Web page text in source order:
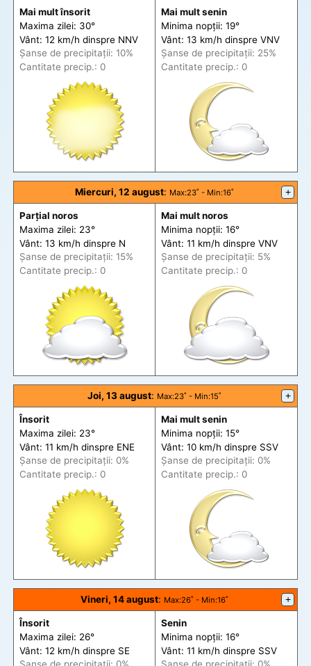
Mai mult însorit
Maxima zilei: 30°
Vânt: 12 km/h dinspre NNV
Șanse de precipitații: 10%
Cantitate precip.: 0
Mai mult senin
Minima nopții: 19°
Vânt: 13 km/h dinspre VNV
Șanse de precipitații: 25%
Cantitate precip.: 0
Miercuri, 12 august: Max:23˚ - Min:16˚ +
Parțial noros
Maxima zilei: 23°
Vânt: 13 km/h dinspre N
Șanse de precipitații: 15%
Cantitate precip.: 0
Mai mult noros
Minima nopții: 16°
Vânt: 11 km/h dinspre VNV
Șanse de precipitații: 5%
Cantitate precip.: 0
Joi, 13 august: Max:23˚ - Min:15˚ +
Însorit
Maxima zilei: 23°
Vânt: 11 km/h dinspre ENE
Șanse de precipitații: 0%
Cantitate precip.: 0
Mai mult senin
Minima nopții: 15°
Vânt: 10 km/h dinspre SSV
Șanse de precipitații: 0%
Cantitate precip.: 0
Vineri, 14 august: Max:26˚ - Min:16˚ +
Însorit
Maxima zilei: 26°
Vânt: 12 km/h dinspre SE
Senin
Minima nopții: 16°
Vânt: 11 km/h dinspre SSV